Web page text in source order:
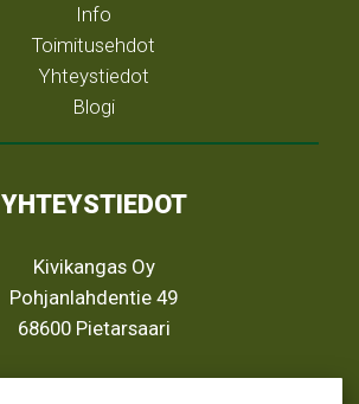
Info
Toimitusehdot
Yhteystiedot
Blogi
YHTEYSTIEDOT
Kivikangas Oy
Pohjanlahdentie 49
68600 Pietarsaari